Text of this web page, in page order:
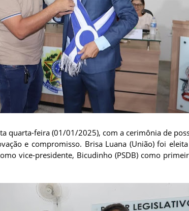
quarta-feira (01/01/2025), com a cerimônia de
e compromisso. Brisa Luana (União) foi
vice-presidente, Bicudinho (PSDB) como